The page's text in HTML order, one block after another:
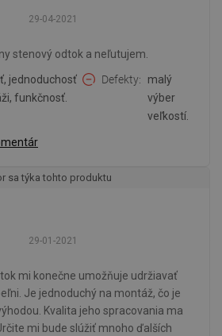
29-04-2021
stenový odtok a neľutujem.
jednoduchosť
funkčnosť.
Defekty
malý
výber
veľkostí.
sa týka tohto produktu
29-01-2021
mi konečne umožňuje udržiavať
Je jednoduchý na montáž, čo je
Kvalita jeho spracovania ma
mi bude slúžiť mnoho ďalších